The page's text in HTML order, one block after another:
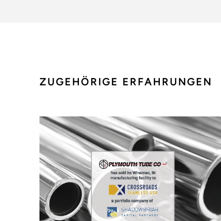
ZUGEHÖRIGE ERFAHRUNGEN